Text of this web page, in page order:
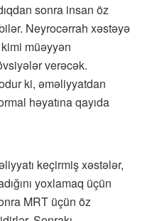
sonra insan öz
Neyrocərrah xəstəyə
müəyyən
verəcək.
ki, əməliyyatdan
həyatına qayıda
keçirmiş xəstələr,
yoxlamaq üçün
MRT üçün öz